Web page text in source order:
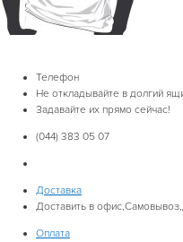
Телефон
Не откладывайте в долгий
Задавайте их прямо сейчас!
(044) 383 05 07
Доставка
Доставить в
Оплата